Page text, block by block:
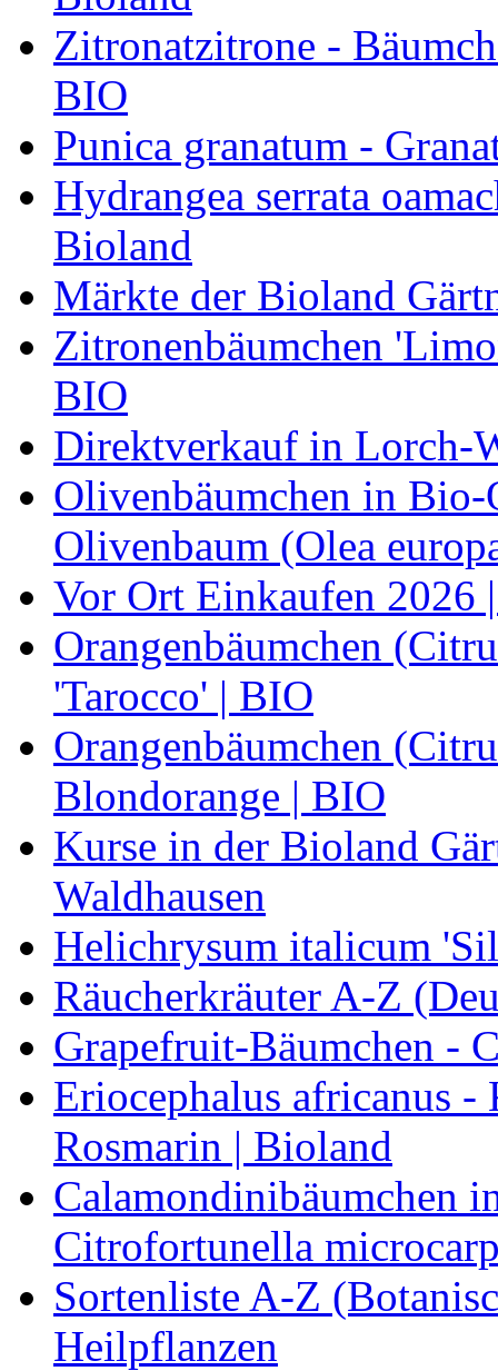
Zitronatzitrone -
BIO
Punica granatum -
Hydrangea serrata
Bioland
Märkte der Bioland
Zitronenbäumchen
BIO
Direktverkauf in Lorch-
Olivenbäumchen in Bio-
Olivenbaum (Olea
Vor Ort Einkaufen 2026
Orangenbäumchen
'Tarocco' | BIO
Orangenbäumchen
Blondorange | BIO
Kurse in der Bioland
Waldhausen
Helichrysum italicum
Räucherkräuter A-Z
Grapefruit-Bäumchen -
Eriocephalus africanus
Rosmarin | Bioland
Calamondinibäumchen
Citrofortunella
Sortenliste A-Z
Heilpflanzen